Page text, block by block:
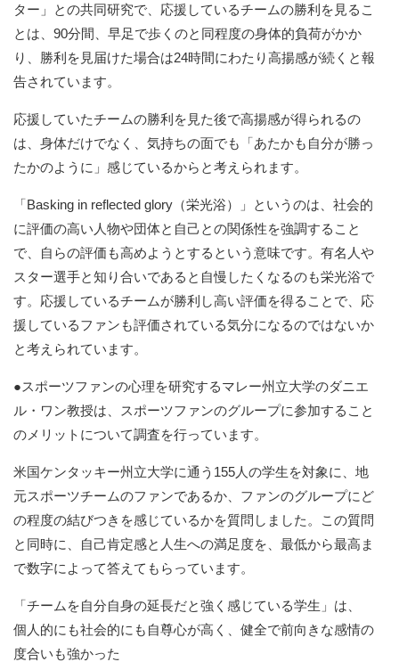
ター」との共同研究で、応援しているチームの勝利を見るこ
とは、90分間、早足で歩くのと同程度の身体的負荷がかか
り、勝利を見届けた場合は24時間にわたり高揚感が続くと報
告されています。
応援していたチームの勝利を見た後で高揚感が得られるの
は、身体だけでなく、気持ちの面でも「あたかも自分が勝っ
たかのように」感じているからと考えられます。
「Basking in reflected glory（栄光浴）」というのは、社会的
に評価の高い人物や団体と自己との関係性を強調すること
で、自らの評価も高めようとするという意味です。有名人や
スター選手と知り合いであると自慢したくなるのも栄光浴で
す。応援しているチームが勝利し高い評価を得ることで、応
援しているファンも評価されている気分になるのではないか
と考えられています。
●スポーツファンの心理を研究するマレー州立大学のダニエ
ル・ワン教授は、スポーツファンのグループに参加すること
のメリットについて調査を行っています。
米国ケンタッキー州立大学に通う155人の学生を対象に、地
元スポーツチームのファンであるか、ファンのグループにど
の程度の結びつきを感じているかを質問しました。この質問
と同時に、自己肯定感と人生への満足度を、最低から最高ま
で数字によって答えてもらっています。
「チームを自分自身の延長だと強く感じている学生」は、
個人的にも社会的にも自尊心が高く、健全で前向きな感情の
度合いも強かった